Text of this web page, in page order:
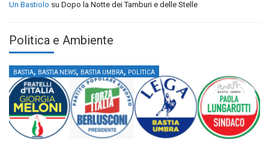
Un Bastiolo su Dopo la Notte dei Tamburi e delle Stelle
Politica e Ambiente
BASTIA, BASTIA NEWS, BASTIA UMBRA, POLITICA